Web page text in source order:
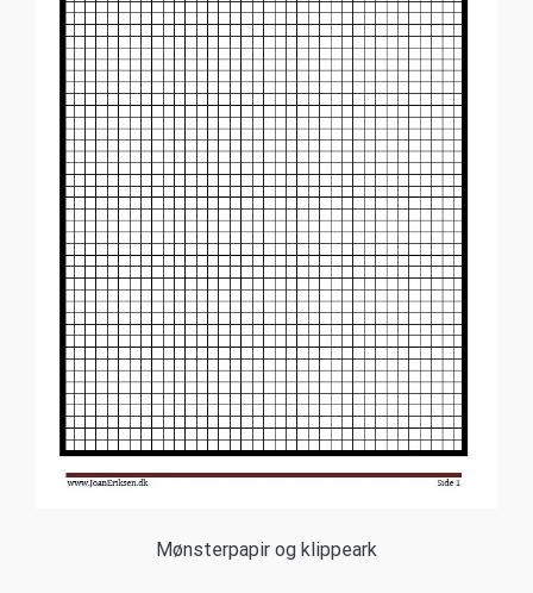
Mønsterpapir og klippeark